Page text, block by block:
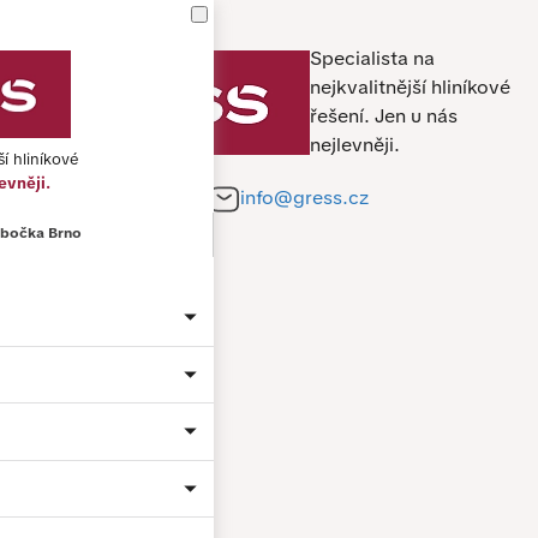
Specialista na
nejkvalitnější hliníkové
řešení. Jen u nás
nejlevněji.
+420 212 241 284 info@gress.cz
Jméno a příjmení *
Material:
hliníkové
Brno